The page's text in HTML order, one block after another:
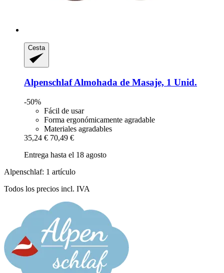
Cesta
AlpenschlafAlmohada de Masaje, 1 Unid.
-50%
Fácil de usar
Forma ergonómicamente agradable
Materiales agradables
35,24 € 70,49 €
Entrega hasta el 18 agosto
Alpenschlaf: 1 artículo
Todos los precios incl. IVA